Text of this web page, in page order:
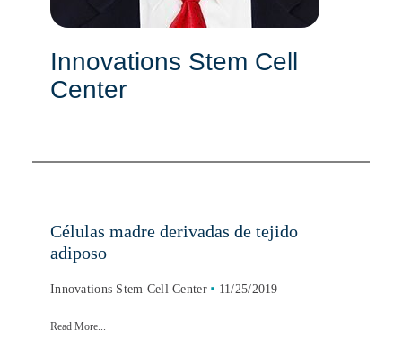
Innovations Stem Cell
Center
Células madre derivadas de tejido
adiposo
Innovations Stem Cell Center 11/25/2019
Read More...